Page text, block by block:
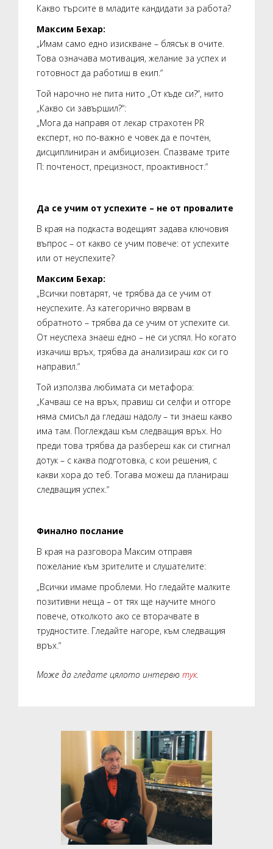
Какво търсите в младите кандидати за работа?
Максим Бехар:
„Имам само едно изискване – блясък в очите.
Това означава мотивация, желание за успех и
готовност да работиш в екип.“
Той нарочно не пита нито „От къде си?“, нито
„Какво си завършил?“:
„Мога да направя от лекар страхотен PR
експерт, но по-важно е човек да е почтен,
дисциплиниран и амбициозен. Спазваме трите
П: почтеност, прецизност, проактивност.“
Да се учим от успехите – не от провалите
В края на подкаста водещият задава ключовия
въпрос – от какво се учим повече: от успехите
или от неуспехите?
Максим Бехар:
„Всички повтарят, че трябва да се учим от
неуспехите. Аз категорично вярвам в
обратното – трябва да се учим от успехите си.
От неуспеха знаеш едно – не си успял. Но когато
изкачиш връх, трябва да анализираш какси го
направил.“
Той използва любимата си метафора:
„Качваш се на връх, правиш си селфи и отгоре
няма смисъл да гледаш надолу – ти знаеш какво
има там. Поглеждаш към следващия връх. Но
преди това трябва да разбереш как си стигнал
дотук – с каква подготовка, с кои решения, с
какви хора до теб. Тогава можеш да планираш
следващия успех.“
Финално послание
В края на разговора Максим отправя
пожелание към зрителите и слушателите:
„Всички имаме проблеми. Но гледайте малките
позитивни неща – от тях ще научите много
повече, отколкото ако се вторачвате в
трудностите. Гледайте нагоре, към следващия
връх.“
Може да гледате цялото интервю тук.